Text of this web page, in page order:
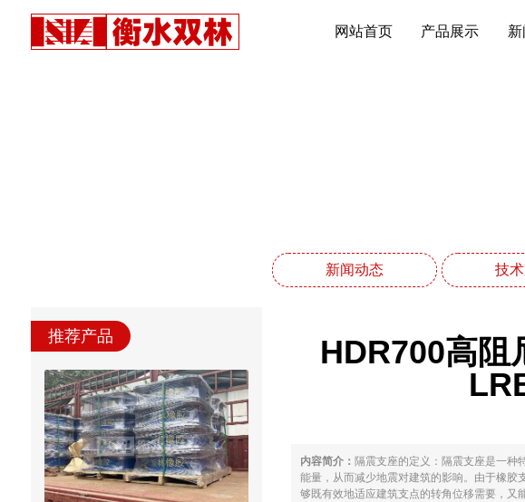
网站首页 产品展示
新闻动态 技
推荐产品
HDR700高阻
内容简介： 隔震支座的定义：隔震支座是一种
能量，从而减少地震对建筑的影响。由于橡胶
够既有效地适应建筑支点的转角位移需要，又